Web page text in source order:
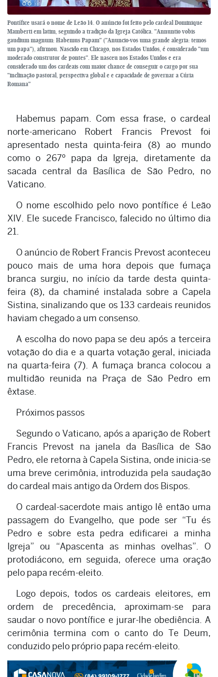
Pontífice usará o nome de Leão 14. O anúncio foi feito pelo cardeal Dominique
Mamberti em latim, seguindo a tradição da Igreja Católica. "Annuntio vobis
gaudium magnum: Habemus Papam" ("Anuncio-vos uma grande alegria: temos
um papa"), afirmou. Nascido em Chicago, nos Estados Unidos, é considerado "um
moderado construtor de pontes". Ele nasceu nos Estados Unidos e era
considerado um dos cardeais com maior chance de conseguir o cargo por sua
"inclinação pastoral, perspectiva global e e capacidade de governar a Cúria
Romana"
Habemus papam. Com essa frase, o cardeal
norte-americano Robert Francis Prevost foi
apresentado nesta quinta-feira (8) ao mundo
como o 267º papa da Igreja, diretamente da
sacada central da Basílica de São Pedro, no
Vaticano.
O nome escolhido pelo novo pontífice é Leão
XIV. Ele sucede Francisco, falecido no último dia
21.
O anúncio de Robert Francis Prevost aconteceu
pouco mais de uma hora depois que fumaça
branca surgiu, no início da tarde desta quinta-
feira (8), da chaminé instalada sobre a Capela
Sistina, sinalizando que os 133 cardeais reunidos
haviam chegado a um consenso.
A escolha do novo papa se deu após a terceira
votação do dia e a quarta votação geral, iniciada
na quarta-feira (7). A fumaça branca colocou a
multidão reunida na Praça de São Pedro em
êxtase.
Próximos passos
Segundo o Vaticano, após a aparição de Robert
Francis Prevost na janela da Basílica de São
Pedro, ele retorna à Capela Sistina, onde inicia-se
uma breve cerimônia, introduzida pela saudação
do cardeal mais antigo da Ordem dos Bispos.
O cardeal-sacerdote mais antigo lê então uma
passagem do Evangelho, que pode ser “Tu és
Pedro e sobre esta pedra edificarei a minha
Igreja” ou “Apascenta as minhas ovelhas”. O
protodiácono, em seguida, oferece uma oração
pelo papa recém-eleito.
Logo depois, todos os cardeais eleitores, em
ordem de precedência, aproximam-se para
saudar o novo pontífice e jurar-lhe obediência. A
cerimônia termina com o canto do Te Deum,
conduzido pelo próprio papa recém-eleito.